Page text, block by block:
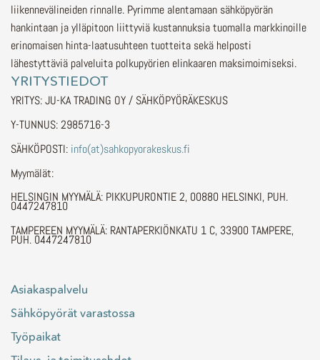
liikennevälineiden rinnalle. Pyrimme alentamaan sähköpyörän
hankintaan ja ylläpitoon liittyviä kustannuksia tuomalla markkinoille
erinomaisen hinta-laatusuhteen tuotteita sekä helposti
lähestyttäviä palveluita polkupyörien elinkaaren maksimoimiseksi.
YRITYSTIEDOT
YRITYS: JU-KA TRADING OY / SÄHKÖPYÖRÄKESKUS
Y-TUNNUS: 2985716-3
SÄHKÖPOSTI: info(at)sahkopyorakeskus.fi
Myymälät:
HELSINGIN MYYMÄLÄ: PIKKUPURONTIE 2, 00880 HELSINKI, PUH.
0447247810
TAMPEREEN MYYMÄLÄ: RANTAPERKIÖNKATU 1 C, 33900 TAMPERE,
PUH. 0447247810
Asiakaspalvelu
Sähköpyörät varastossa
Työpaikat